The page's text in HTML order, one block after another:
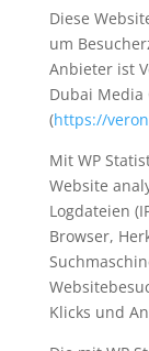
Diese
um
Anbieter ist
Dubai Media
(https://
Mit WP
Website
Logdateien
Browser,
Klicks und